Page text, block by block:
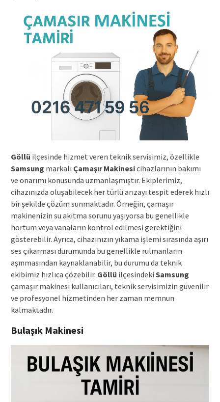
Göllü ilçesinde hizmet veren teknik servisimiz, özellikle
Samsung markalı Çamaşır Makinesicihazlarının bakımı
ve onarımı konusunda uzmanlaşmıştır. Ekiplerimiz,
cihazınızda oluşabilecek her türlü arızayı tespit ederek hızlı
bir şekilde çözüm sunmaktadır. Örneğin, çamaşır
makinenizin su akıtma sorunu yaşıyorsa bu genellikle
hortum veya vanaların kontrol edilmesi gerektiğini
gösterebilir. Ayrıca, cihazınızın yıkama işlemi sırasında aşırı
ses çıkarması durumunda bu genellikle rulmanların
aşınmasından kaynaklanabilir, bu durumu da teknik
ekibimiz hızlıca çözebilir. Göllü ilçesindeki Samsung
çamaşır makinesi kullanıcıları, teknik servisimizin güvenilir
ve profesyonel hizmetinden her zaman memnun
kalmaktadır.
Bulaşık Makinesi